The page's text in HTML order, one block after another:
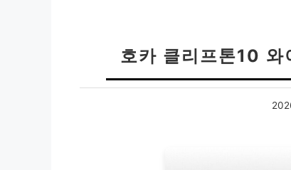
호카 클리프톤10